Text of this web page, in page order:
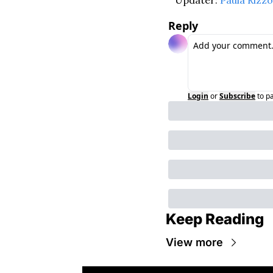
Reply
Login orSubscribeto
Keep Reading
View more